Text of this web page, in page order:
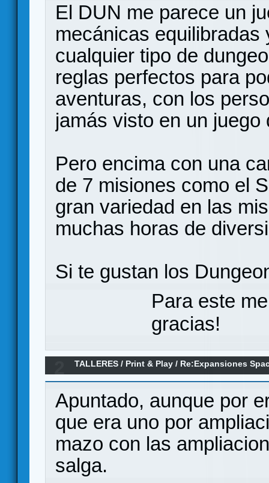
El DUN me parece un
mecánicas
cualquier tipo de
reglas perfectos para
aventuras, con los
jamás visto en un
Pero encima con una
de 7 misiones como el
gran variedad en las
muchas horas de
Si te gustan los
Para este
gracias!
TALLERES / Print & Play / Re:Expansiones
Apuntado, aunque por
que era uno por
mazo con las
salga.